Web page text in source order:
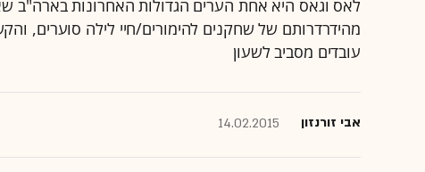
לאס וגאס היא אחת הערים הגדולות האחרונות בארה"ב
מהידרדרותם של שחקנים להימורים/חיי לילה סוערים,
עובדים מסביב לשעון
אבי זורנזון 14.02.2015